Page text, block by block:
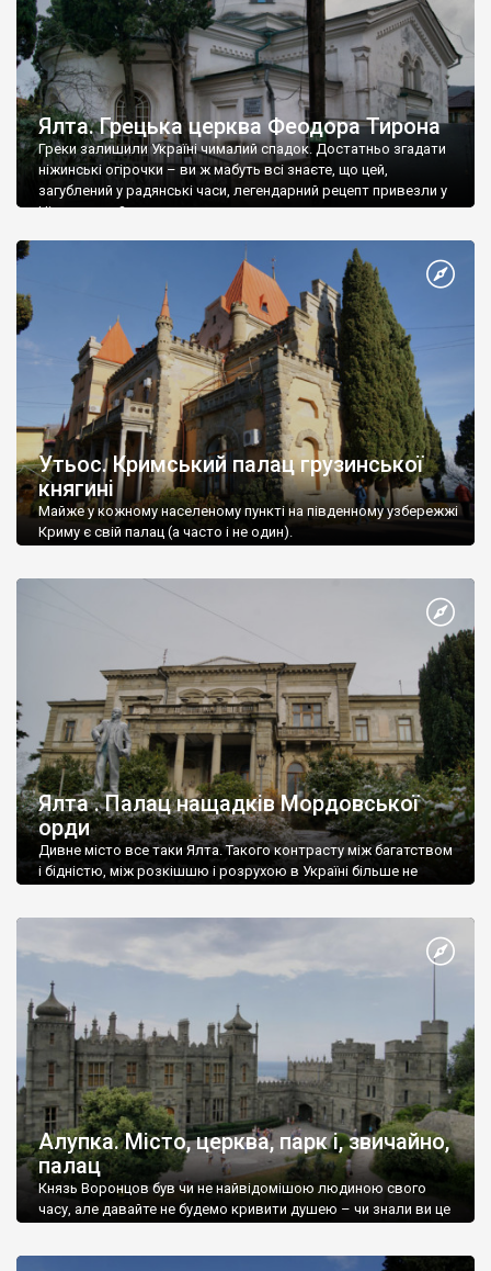
Ялта. Грецька церква Феодора Тирона
Греки залишили Україні чималий спадок. Достатньо згадати
ніжинські огірочки – ви ж мабуть всі знаєте, що цей,
загублений у радянські часи, легендарний рецепт привезли у
Ніжин греки?
Утьос. Кримський палац грузинської
княгині
Майже у кожному населеному пункті на південному узбережжі
Криму є свій палац (а часто і не один).
Ялта . Палац нащадків Мордовської
орди
Дивне місто все таки Ялта. Такого контрасту між багатством
і бідністю, між розкішшю і розрухою в Україні більше не
Алупка. Місто, церква, парк і, звичайно,
палац
Князь Воронцов був чи не найвідомішою людиною свого
часу, але давайте не будемо кривити душею – чи знали ви це